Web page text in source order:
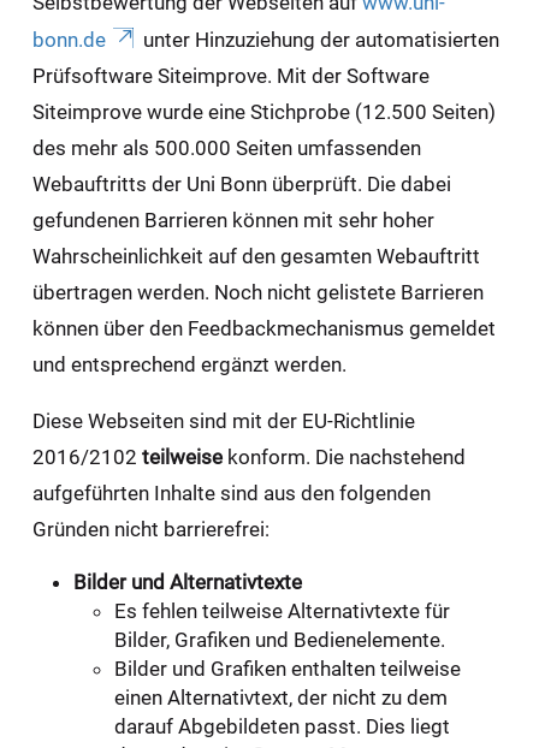
bonn.de
unter Hinzuziehung der automatisierten
Prüfsoftware Siteimprove. Mit der Software
Siteimprove wurde eine Stichprobe (12.500 Seiten)
des mehr als 500.000 Seiten umfassenden
Webauftritts der Uni Bonn überprüft. Die dabei
gefundenen Barrieren können mit sehr hoher
Wahrscheinlichkeit auf den gesamten Webauftritt
übertragen werden. Noch nicht gelistete Barrieren
können über den Feedbackmechanismus gemeldet
und entsprechend ergänzt werden.
Diese Webseiten sind mit der EU-Richtlinie
2016/2102 teilweisekonform. Die nachstehend
aufgeführten Inhalte sind aus den folgenden
Gründen nicht barrierefrei:
Bilder und Alternativtexte
Es fehlen teilweise Alternativtexte für
Bilder, Grafiken und Bedienelemente.
Bilder und Grafiken enthalten teilweise
einen Alternativtext, der nicht zu dem
darauf Abgebildeten passt. Dies liegt